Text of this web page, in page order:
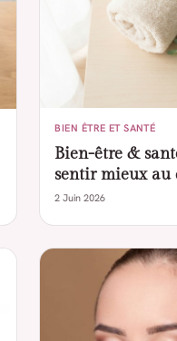
BIEN ÊTRE ET SANTÉ
Bien-être &
sentir mieux
2 Juin 2026